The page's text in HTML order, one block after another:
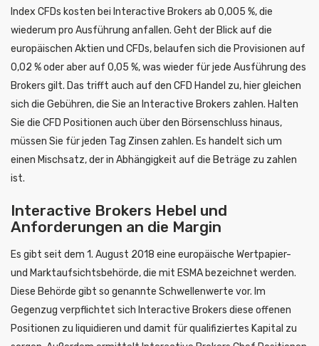
Index CFDs kosten bei Interactive Brokers ab 0,005 %, die
wiederum pro Ausführung anfallen. Geht der Blick auf die
europäischen Aktien und CFDs, belaufen sich die Provisionen auf
0,02 % oder aber auf 0,05 %, was wieder für jede Ausführung des
Brokers gilt. Das trifft auch auf den CFD Handel zu, hier gleichen
sich die Gebühren, die Sie an Interactive Brokers zahlen. Halten
Sie die CFD Positionen auch über den Börsenschluss hinaus,
müssen Sie für jeden Tag Zinsen zahlen. Es handelt sich um
einen Mischsatz, der in Abhängigkeit auf die Beträge zu zahlen
ist.
Interactive Brokers Hebel und
Anforderungen an die Margin
Es gibt seit dem 1. August 2018 eine europäische Wertpapier-
und Marktaufsichtsbehörde, die mit ESMA bezeichnet werden.
Diese Behörde gibt so genannte Schwellenwerte vor. Im
Gegenzug verpflichtet sich Interactive Brokers diese offenen
Positionen zu liquidieren und damit für qualifiziertes Kapital zu